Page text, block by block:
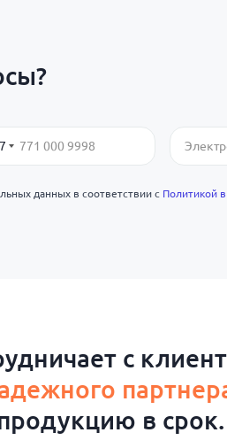
данных в соответствии с Политикой
с
в срок.